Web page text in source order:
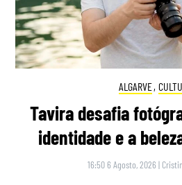
ALGARVE,
Tavira desafia
identidade e a
16:50 6 Agosto, 2026 |